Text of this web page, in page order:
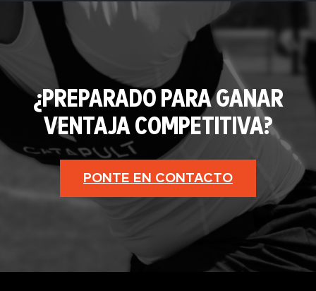
¿PREPARADO PARA GANAR
VENTAJA COMPETITIVA?
PONTE EN CONTACTO